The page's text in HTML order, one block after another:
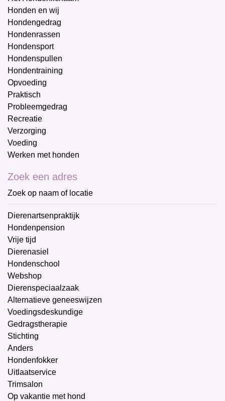
Honden en wij
Hondengedrag
Hondenrassen
Hondensport
Hondenspullen
Hondentraining
Opvoeding
Praktisch
Probleemgedrag
Recreatie
Verzorging
Voeding
Werken met honden
Zoek een adres
Zoek op naam of locatie
Dierenartsenpraktijk
Hondenpension
Vrije tijd
Dierenasiel
Hondenschool
Webshop
Dierenspeciaalzaak
Alternatieve geneeswijzen
Voedingsdeskundige
Gedragstherapie
Stichting
Anders
Hondenfokker
Uitlaatservice
Trimsalon
Op vakantie met hond